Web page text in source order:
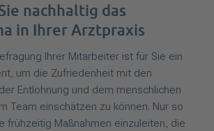
nachhaltig das
in Ihrer Arztpraxis
Ihrer Mitarbeiter ist für Sie ein
um die Zufriedenheit mit den
Entlohnung und dem menschlichen
Team einschätzen zu können. Nur so
frühzeitig Maßnahmen einzuleiten, die